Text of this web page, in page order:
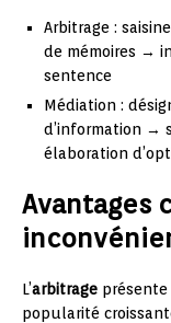
Arbitrage :
de mémoires →
sentence
Médiation :
d’information →
élaboration
Avantages
L’arbitrage
popularité